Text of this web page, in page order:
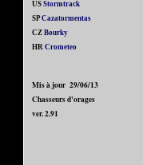
US Stormtrack
SPCazatormentas
CZ Bourky
HR Crometeo
Mis à jour 29/06/13
Chasseurs d'orages
ver. 2.91